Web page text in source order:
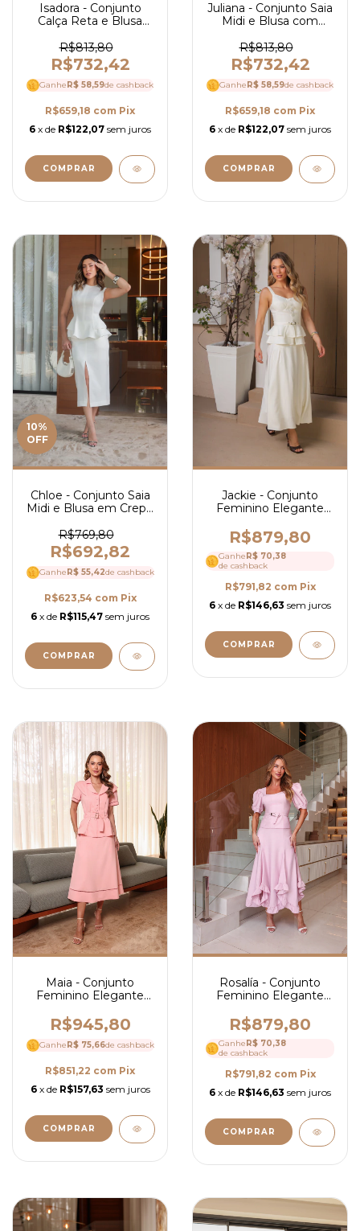
Isadora - Conjunto
Calça Reta e Blusa
Alfaiataria - Ref 4135
R$813,80
R$732,42
Ganhe R$ 58,59de cashback
R$659,18 com Pix
6 x de R$122,07 sem juros
COMPRAR
Juliana - Conjunto Saia
Midi e Blusa com
Alfaiataria - Ref 4129
R$813,80
R$732,42
Ganhe R$ 58,59de cashback
R$659,18 com Pix
6 x de R$122,07 sem juros
COMPRAR
10%
OFF
Chloe - Conjunto Saia
Midi e Blusa em Crepe
R$769,80
R$692,82
Ganhe R$ 55,42de cashback
R$623,54 com Pix
6 x de R$115,47 sem juros
COMPRAR
Jackie - Conjunto
Feminino Elegante
Saia Mídi Blusa
Peplum e Cinto- Ref
4150
R$879,80
Ganhe R$ 70,38
de cashback
R$791,82 com Pix
6 x de R$146,63 sem juros
COMPRAR
Maia - Conjunto
Feminino Elegante
Saia Mídi Evasê e
Blusa com Cinto- Ref
4183
R$945,80
GanheR$ 75,66de cashback
R$851,22 com Pix
6 x de R$157,63 sem juros
COMPRAR
Rosalía - Conjunto
Feminino Elegante
com Manga Bufante e
Cinto - Ref 4188
R$879,80
GanheR$ 70,38
de cashback
R$791,82 com Pix
6 x de R$146,63 sem juros
COMPRAR